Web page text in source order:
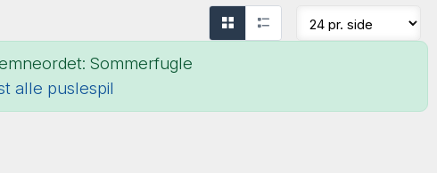
Sommerfugle
alle puslespil